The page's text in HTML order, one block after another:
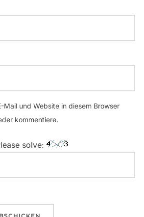
Mail und Website in diesem Browser
kommentiere.
solve: